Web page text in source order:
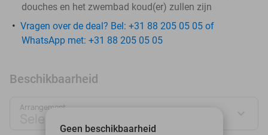
douches en het zwembad koud(er) zullen zijn
Vragen over de deal? Bel: +31 88 205 05 05 of
WhatsApp met: +31 88 205 05 05
Beschikbaarheid
Arrangement
Selecteer jouw deal
Geen beschikbaarheid